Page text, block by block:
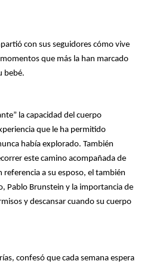
con sus seguidores cómo vive
que más la han marcado
bebé.
la capacidad del cuerpo
que le ha permitido
había explorado. También
este camino acompañada de
referencia a su esposo, el también
Pablo Brunstein y la importancia de
y descansar cuando su cuerpo
confesó que cada semana espera